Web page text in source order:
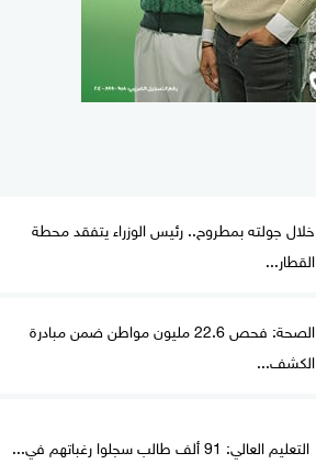
خلال جولته بمطروح.. رئيس الوزراء يتفقد محطة
القطار...
الصحة: فحص 22.6 مليون مواطن ضمن مبادرة
الكشف...
التعليم العالي: 91 ألف طالب سجلوا رغباتهم في...